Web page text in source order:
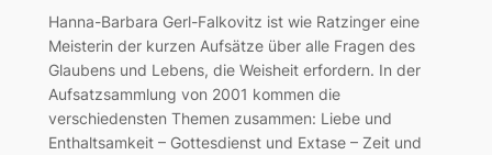
Hanna-Barbara Gerl-Falkovitz ist wie Ratzinger eine
Meisterin der kurzen Aufsätze über alle Fragen des
Glaubens und Lebens, die Weisheit erfordern. In der
Aufsatzsammlung von 2001 kommen die
verschiedensten Themen zusammen: Liebe und
Enthaltsamkeit – Gottesdienst und Extase – Zeit und